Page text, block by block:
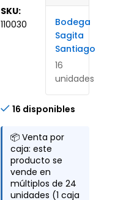
SKU:
110030
Bodega
Sagita
Santiago
16
unidades
16 disponibles
📦 Venta por
caja: este
producto se
vende en
múltiplos de 24
unidades (1 caja